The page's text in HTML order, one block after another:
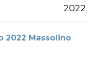
2022
2022 Massolino